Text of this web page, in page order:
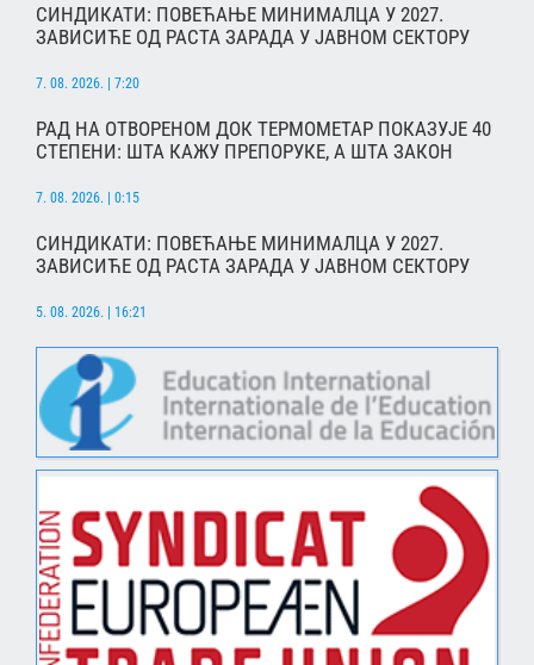
СИНДИКАТИ: ПОВЕЋАЊЕ МИНИМАЛЦА У 2027.
ЗАВИСИЋЕ ОД РАСТА ЗАРАДА У ЈАВНОМ СЕКТОРУ
7. 08. 2026. | 7:20
РАД НА ОТВОРЕНОМ ДОК ТЕРМОМЕТАР ПОКАЗУЈЕ 40
СТЕПЕНИ: ШТА КАЖУ ПРЕПОРУКЕ, А ШТА ЗАКОН
7. 08. 2026. | 0:15
СИНДИКАТИ: ПОВЕЋАЊЕ МИНИМАЛЦА У 2027.
ЗАВИСИЋЕ ОД РАСТА ЗАРАДА У ЈАВНОМ СЕКТОРУ
5. 08. 2026. | 16:21